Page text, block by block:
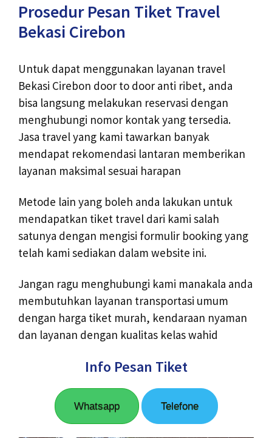
Prosedur Pesan Tiket Travel
Bekasi Cirebon
Untuk dapat menggunakan layanan travel
Bekasi Cirebon door to door anti ribet, anda
bisa langsung melakukan reservasi dengan
menghubungi nomor kontak yang tersedia.
Jasa travel yang kami tawarkan banyak
mendapat rekomendasi lantaran memberikan
layanan maksimal sesuai harapan
Metode lain yang boleh anda lakukan untuk
mendapatkan tiket travel dari kami salah
satunya dengan mengisi formulir booking yang
telah kami sediakan dalam website ini.
Jangan ragu menghubungi kami manakala anda
membutuhkan layanan transportasi umum
dengan harga tiket murah, kendaraan nyaman
dan layanan dengan kualitas kelas wahid
Info Pesan Tiket
Whatsapp Telefone